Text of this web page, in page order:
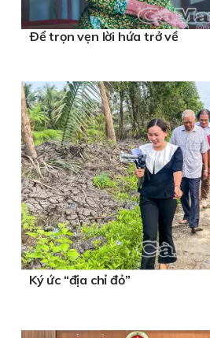
Ðể trọn vẹn lời hứa trở về
Ký ức “địa chỉ đỏ”